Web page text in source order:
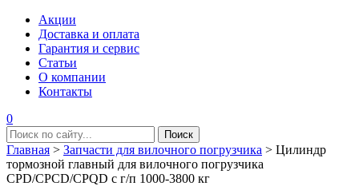
Акции
Доставка и оплата
Гарантия и сервис
Статьи
О компании
Контакты
0
Главная > Запчасти для вилочного погрузчика > Цилиндр
тормозной главный для вилочного погрузчика
CPD/CPCD/CPQD с г/п 1000-3800 кг